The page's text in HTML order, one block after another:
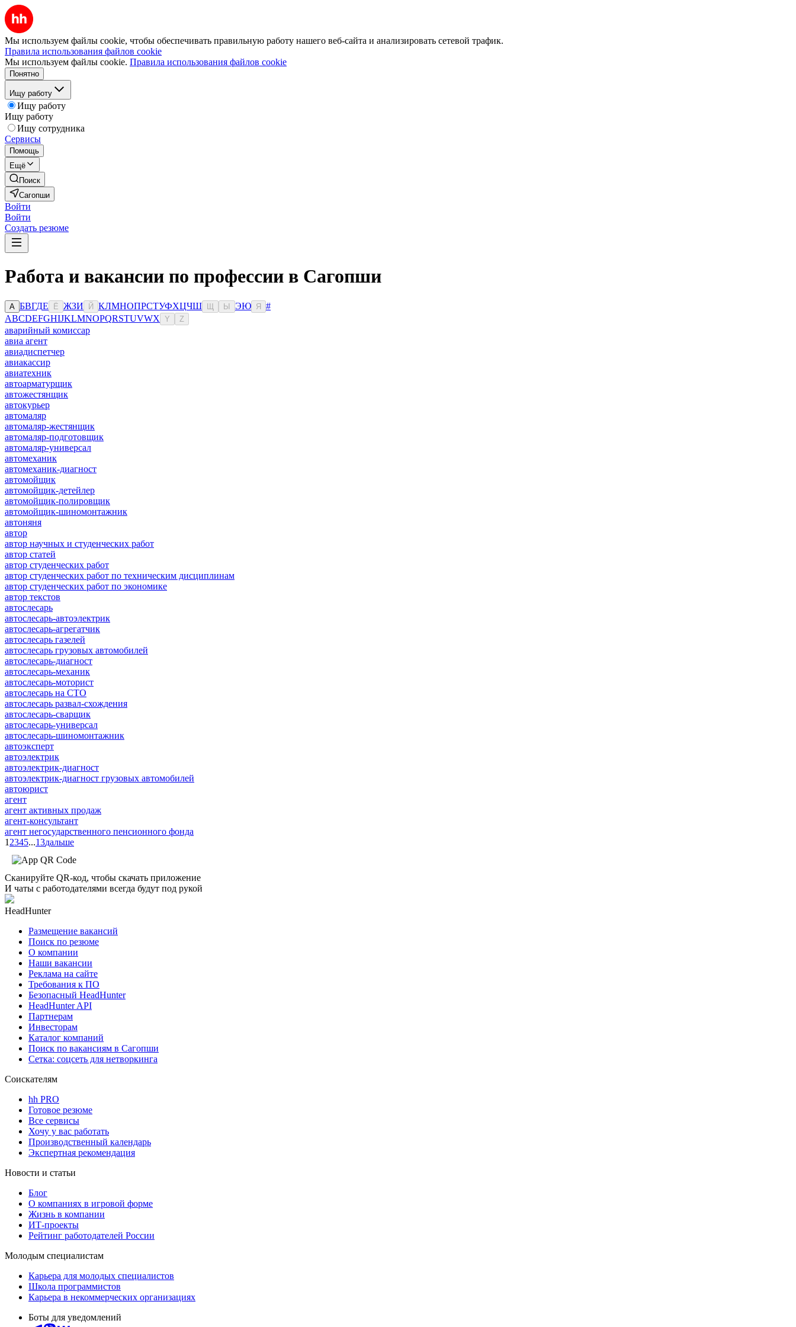
Мы используем файлы cookie, чтобы обеспечивать правильную работу нашего веб-сайта и анализировать сетевой трафик.
Правила использования файлов cookie
Мы используем файлы cookie. Правила использования файлов cookie
Понятно
Ищу работу
Ищу работу
Ищу работу
Ищу сотрудника
Сервисы
Помощь
Ещё
Поиск
Сагопши
Войти
Войти
Создать резюме
Работа и вакансии по профессии в Сагопши
А БВГДЕ Ё ЖЗИ Й КЛМНОПРСТУФХЦЧШ Ы ЭЮ Я
#
ABCDEFGHIJKLMNOPQRSTUVWX Y Z
аварийный комиссар
авиа агент
авиадиспетчер
авиакассир
авиатехник
автоарматурщик
автожестянщик
автокурьер
автомаляр
автомаляр-жестянщик
автомаляр-подготовщик
автомаляр-универсал
автомеханик
автомеханик-диагност
автомойщик
автомойщик-детейлер
автомойщик-полировщик
автомойщик-шиномонтажник
автоняня
автор
автор научных и студенческих работ
автор статей
автор студенческих работ
автор студенческих работ по техническим дисциплинам
автор студенческих работ по экономике
автор текстов
автослесарь
автослесарь-автоэлектрик
автослесарь-агрегатчик
автослесарь газелей
автослесарь грузовых автомобилей
автослесарь-диагност
автослесарь-механик
автослесарь-моторист
автослесарь на СТО
автослесарь развал-схождения
автослесарь-сварщик
автослесарь-универсал
автослесарь-шиномонтажник
автоэксперт
автоэлектрик
автоэлектрик-диагност
автоэлектрик-диагност грузовых автомобилей
автоюрист
агент
агент активных продаж
агент-консультант
агент негосударственного пенсионного фонда
1 2345...13дальше
Сканируйте QR-код, чтобы скачать приложение
И чаты с работодателями всегда будут под рукой
HeadHunter
Размещение вакансий
Поиск по резюме
О компании
Наши вакансии
Реклама на сайте
Требования к ПО
Безопасный HeadHunter
HeadHunter API
Партнерам
Инвесторам
Каталог компаний
Поиск по вакансиям в Сагопши
Сетка: соцсеть для нетворкинга
Соискателям
hh PRO
Готовое резюме
Все сервисы
Хочу у вас работать
Производственный календарь
Экспертная рекомендация
Новости и статьи
Блог
О компаниях в игровой форме
Жизнь в компании
ИТ-проекты
Рейтинг работодателей России
Молодым специалистам
Карьера для молодых специалистов
Школа программистов
Карьера в некоммерческих организациях
Боты для уведомлений